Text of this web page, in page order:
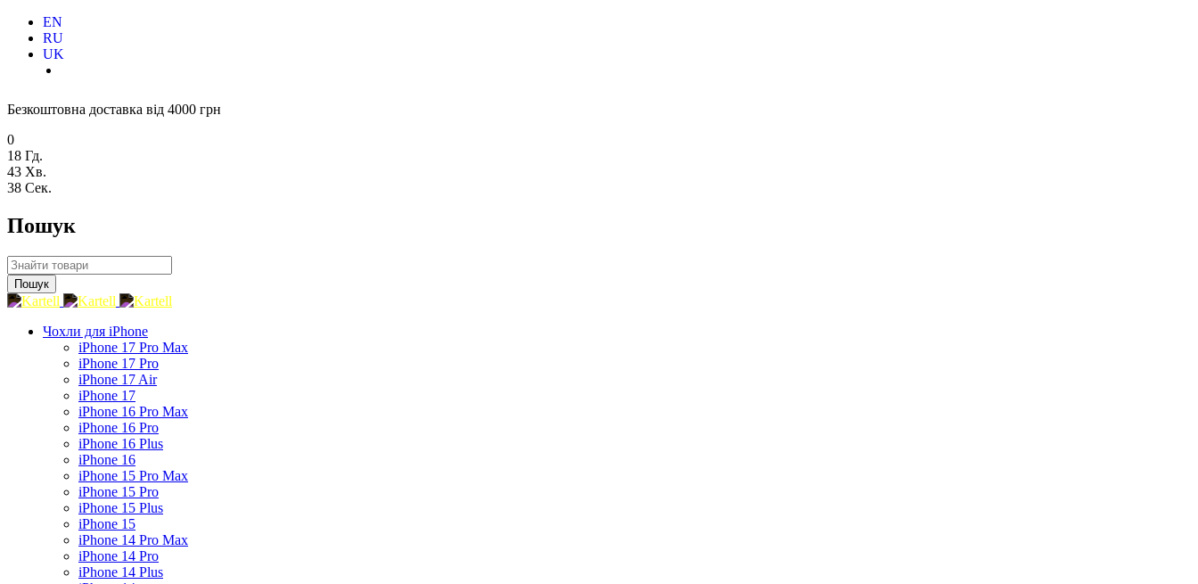
EN
RU
UK
Безкоштовна доставка від 4000 грн
0
18 Гд.
43 Хв.
37 Сек.
Пошук
Чохли для iPhone
iPhone 17 Pro Max
iPhone 17 Pro
iPhone 17 Air
iPhone 17
iPhone 16 Pro Max
iPhone 16 Pro
iPhone 16 Plus
iPhone 16
iPhone 15 Pro Max
iPhone 15 Pro
iPhone 15 Plus
iPhone 15
iPhone 14 Pro Max
iPhone 14 Pro
iPhone 14 Plus